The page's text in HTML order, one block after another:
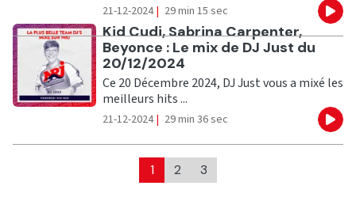
21-12-2024 | 29 min 15 sec
Ecouter
Kid Cudi, Sabrina Carpenter,
Beyonce : Le mix de DJ Just du
20/12/2024
Ce 20 Décembre 2024, DJ Just vous a mixé les
meilleurs hits ...
21-12-2024 | 29 min 36 sec
1 2 3